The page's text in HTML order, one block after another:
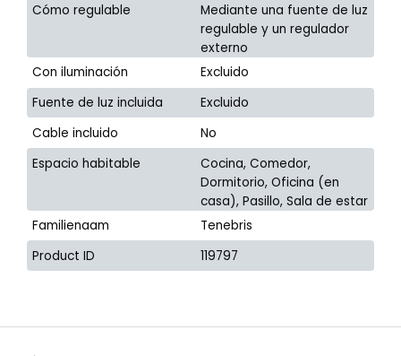
Cómo regulable
Mediante una fuente de luz
regulable y un regulador
externo
Con iluminación
Excluido
Fuente de luz incluida
Excluido
Cable incluido
No
Espacio habitable
Cocina, Comedor,
Dormitorio, Oficina (en
casa), Pasillo, Sala de estar
Familienaam
Tenebris
Product ID
119797